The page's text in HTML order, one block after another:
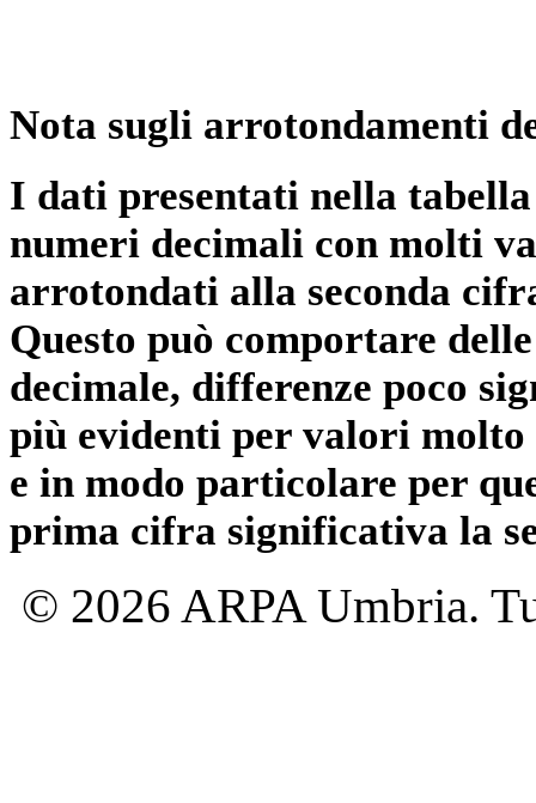
Nota sugli arrotondamenti
I dati presentati nella
numeri decimali con molti
arrotondati alla seconda
Questo può comportare
decimale, differenze poco
più evidenti per valori
e in modo particolare per
prima cifra significativa la
© 2026 ARPA Umbria.